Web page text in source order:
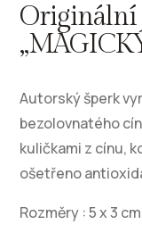
Autorský šperk
bezolovnatého
kuličkami z cínu,
ošetřeno
Rozměry : 5 x 3